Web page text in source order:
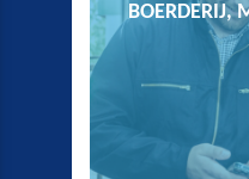
ONDER
BOERDERIJ,